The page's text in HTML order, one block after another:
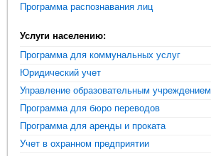
Программа распознавания лиц
Услуги населению:
Программа для коммунальных услуг
Юридический учет
Управление образовательным учреждением
Программа для бюро переводов
Программа для аренды и проката
Учет в охранном предприятии